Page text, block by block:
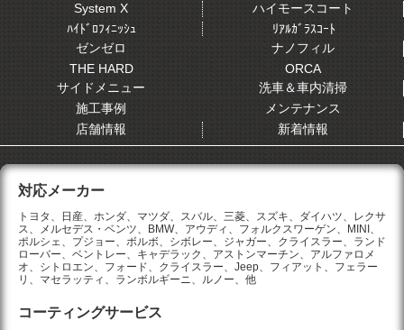
System X
ハイモースコート
ﾊｲﾄﾞﾛﾌｨﾆｯｼｭ
ﾘｱﾙｶﾞﾗｽｺｰﾄ
ゼンゼロ
ナノフィル
THE HARD
ORCA
サイドメニュー
洗車＆車内清掃
施工事例
メンテナンス
店舗情報
新着情報
対応メーカー
トヨタ、日産、ホンダ、マツダ、スバル、三菱、スズキ、ダイハツ、レクサ
ス、メルセデス・ベンツ、BMW、アウディ、フォルクスワーゲン、MINI、
ポルシェ、プジョー、ボルボ、シボレー、ジャガー、クライスラー、ランド
ローバー、ベントレー、キャデラック、アストンマーチン、アルファロメ
オ、シトロエン、フォード、クライスラー、Jeep、フィアット、フェラー
リ、マセラッティ、ランボルギーニ、ルノー、他
コーティングサービス